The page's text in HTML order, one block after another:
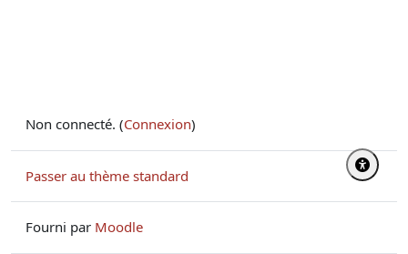
Non connecté. (Connexion)
Passer au thème standard
Fourni par Moodle